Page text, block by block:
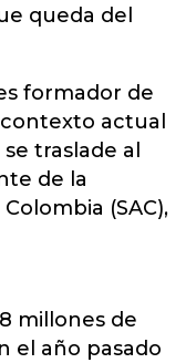
queda del
formador de
actual
traslade al
de la
(SAC),
millones de
el año pasado